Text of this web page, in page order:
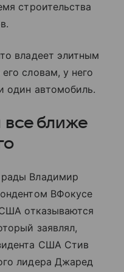
строительства
владеет элитным
словам, у него
один автомобиль.
ближе
Владимир
ВФокусе
отказываются
заявлял,
США Стив
лидера Джаред